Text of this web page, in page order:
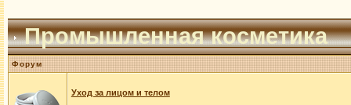
Промышленная косметика
Форум
Уход за лицом и телом